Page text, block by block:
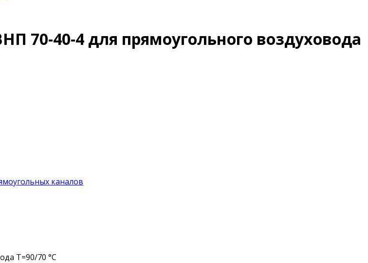
70-40-4 для прямоугольного воздуховода
каналов
Т=90/70 °C